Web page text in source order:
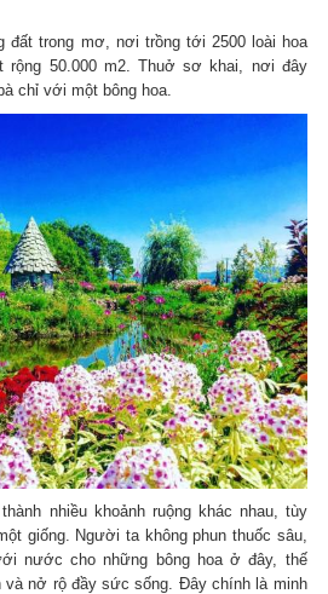
đất trong mơ, nơi trồng tới 2500 loài hoa
rộng 50.000 m2. Thuở sơ khai, nơi đây
chỉ với một bông hoa.
nhiều khoảnh ruộng khác nhau, tùy
giống. Người ta không phun thuốc sâu,
nước cho những bông hoa ở đây, thế
và nở rộ đầy sức sống. Đây chính là minh